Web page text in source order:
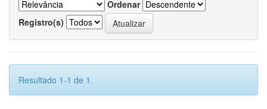
Ordenar
Registro(s)
Resultado 1-1 de 1.